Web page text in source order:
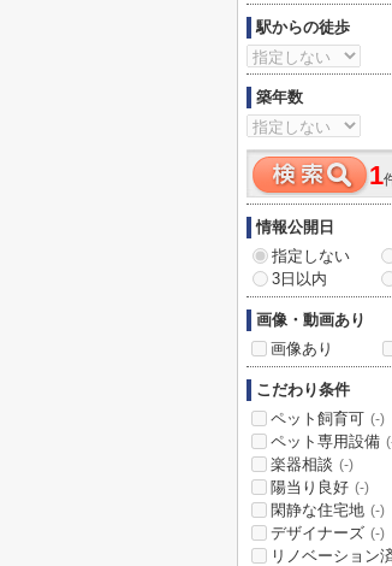
駅からの徒歩
築年数
1
情報公開日
指定しない
3日以内
画像・動画あり
画像あり
こだわり条件
ペット飼育可 (-)
ペット専用設備
楽器相談 (-)
陽当り良好 (-)
閑静な住宅地 (-)
デザイナーズ (-)
リノベーション